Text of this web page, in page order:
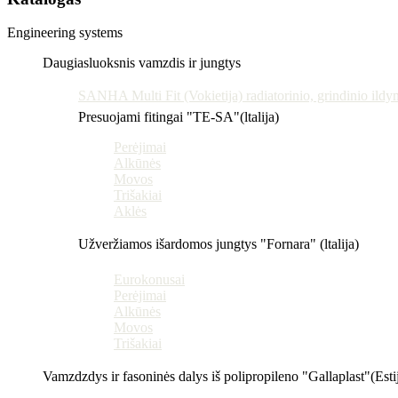
Engineering systems
Daugiasluoksnis vamzdis ir jungtys
SANHA Multi Fit (Vokietija) radiatorinio, grindinio
Presuojami fitingai "TE-SA"(ltalija)
Perėjimai
Alkūnės
Movos
Trišakiai
Aklės
Užveržiamos išardomos jungtys "Fornara" (ltalija)
Eurokonusai
Perėjimai
Alkūnės
Movos
Trišakiai
Vamzdzdys ir fasoninės dalys iš polipropileno